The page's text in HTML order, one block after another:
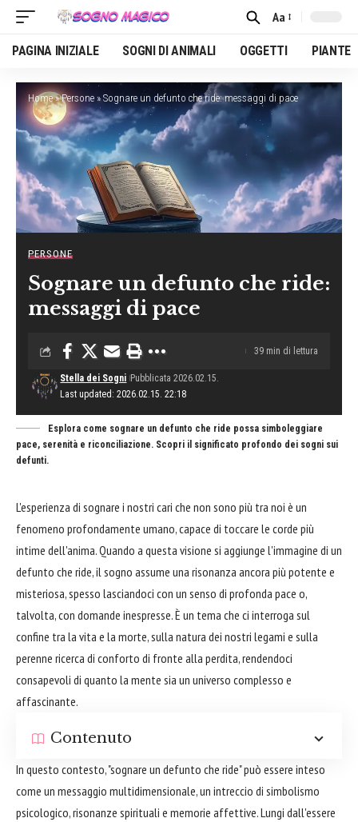
Font
Resizer
Aa
PAGINA INIZIALE SOGNI DI ANIMALI OGGETTI PIANTE
Home»Persone »Sognare un defunto che ride: messaggi di pace
PERSONE
Sognare un defunto che ride:
messaggi di pace
Last updated: 2026.02.15. 22:18
Stella dei Sogni Pubblicata 2026.02.15.
39 min di lettura
Esplora come sognare un defunto che ride possa simboleggiare
pace, serenità e riconciliazione. Scopri il significato profondo dei sogni sui
defunti.
L'esperienza di sognare i nostri cari che non sono più tra noi è un
fenomeno profondamente umano, capace di toccare le corde più
intime dell'anima. Quando a questa visione si aggiunge l'immagine di un
defunto che ride, il sogno assume una risonanza ancora più potente e
misteriosa, spesso lasciandoci con un senso di profonda pace o,
talvolta, con domande inespresse. È un tema che ci interroga sul
confine tra la vita e la morte, sulla natura dei nostri legami e sulla
perenne ricerca di conforto di fronte alla perdita, rendendoci
consapevoli di quanto la mente sia un universo complesso e
affascinante.
Contenuto
In questo contesto, "sognare un defunto che ride" può essere inteso
come un messaggio multidimensionale, un intreccio di simbolismo
psicologico, risonanze spirituali e memorie affettive. Lungi dall'essere